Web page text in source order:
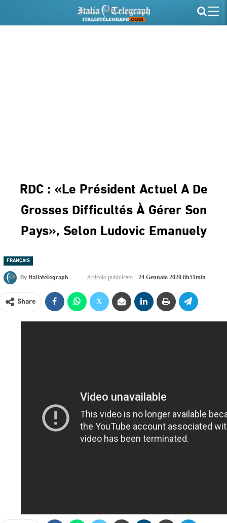
RDC : «Le Président Actuel A De
Grosses Difficultés À Gérer Son
Pays», Selon Ludovic Emanuely
FRANÇAIS
By Italiatelegraph Articolo pubblicato : 24 Gennaio 2020 8h51min
Share